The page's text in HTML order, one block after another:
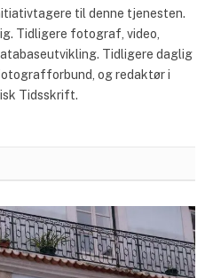
til denne tjenesten.
Tidligere fotograf, video,
Tidligere daglig
og redaktør i
Tidsskrift.